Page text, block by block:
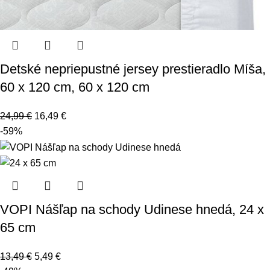
Detské nepriepustné jersey prestieradlo Míša,
60 x 120 cm, 60 x 120 cm
24,99€ 16,49 €
-59%
VOPI Nášľap na schody Udinese hnedá, 24 x
65 cm
13,49€ 5,49 €